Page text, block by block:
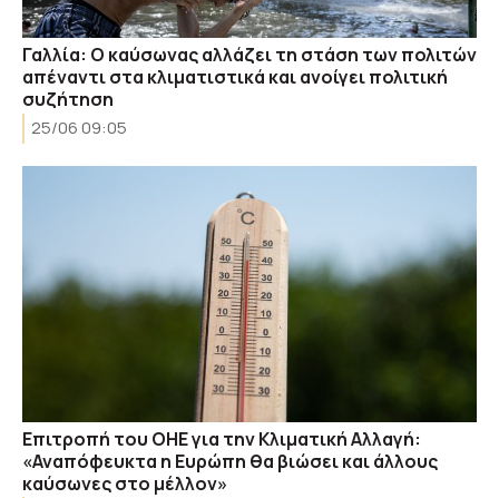
Γαλλία: Ο καύσωνας αλλάζει τη στάση των πολιτών
απέναντι στα κλιματιστικά και ανοίγει πολιτική
συζήτηση
25/06 09:05
Επιτροπή του ΟΗΕ για την Κλιματική Αλλαγή:
«Αναπόφευκτα η Ευρώπη θα βιώσει και άλλους
καύσωνες στο μέλλον»